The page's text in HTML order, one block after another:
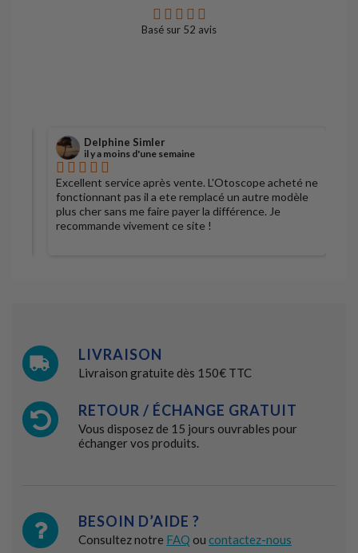
Basé sur 52 avis
Delphine Simler
il y a moins d'une semaine
Excellent service après vente. L'Otoscope acheté ne
fonctionnant pas il a ete remplacé un autre modèle
plus cher sans me faire payer la différence. Je
recommande vivement ce site !
LIVRAISON
Livraison gratuite dès 150€ TTC
RETOUR / ÉCHANGE GRATUIT
Vous disposez de 15 jours ouvrables pour
échanger vos produits.
BESOIN D’AIDE ?
Consultez notre FAQ ou contactez-nous